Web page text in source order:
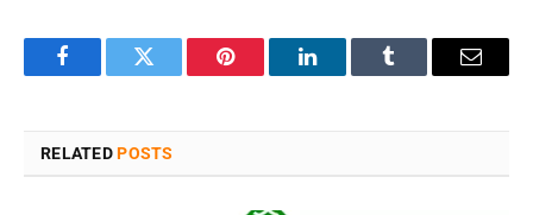
FacebookTwitter Pinterest LinkedInTumblr Email
RELATEDPOSTS